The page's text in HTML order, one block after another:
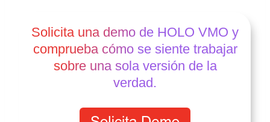
Solicita una demo de HOLO VMO y
comprueba cómo se siente trabajar
sobre una sola versión de la
verdad.